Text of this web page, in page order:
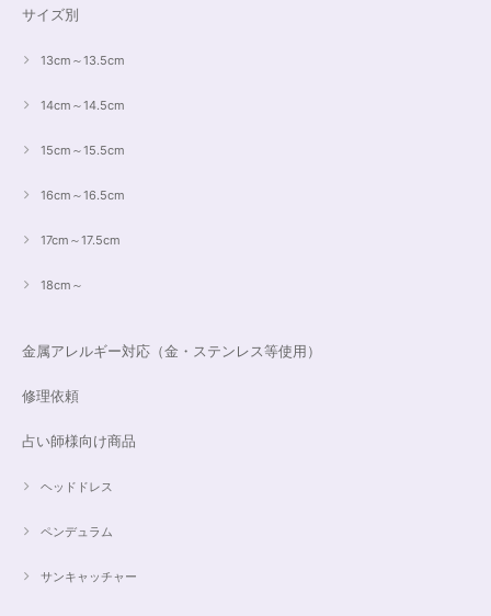
サイズ別
13cm～13.5cm
14cm～14.5cm
15cm～15.5cm
16cm～16.5cm
17cm～17.5cm
18cm～
金属アレルギー対応（金・ステンレス等使用）
修理依頼
占い師様向け商品
ヘッドドレス
ペンデュラム
サンキャッチャー